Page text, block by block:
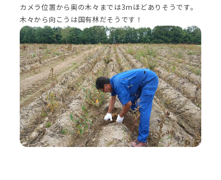
カメラ位置から奥の木々までは3mほどありそうです。
木々から向こうは国有林だそうです！